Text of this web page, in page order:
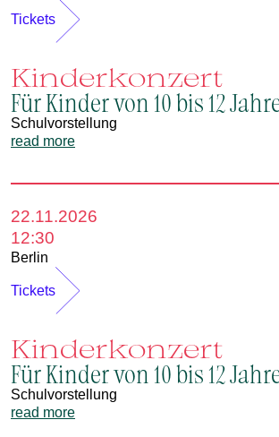
Tickets
Kinderkonzert
Für Kinder von 10 bis 12
Schulvorstellung
read more
22.11.2026
12:30
Berlin
Tickets
Kinderkonzert
Für Kinder von 10 bis 12
Schulvorstellung
read more